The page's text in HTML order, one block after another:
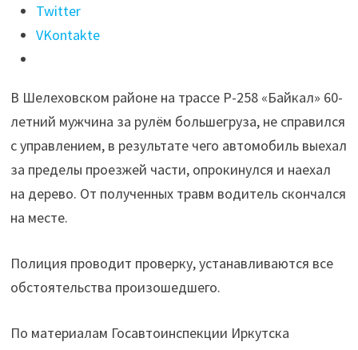
большегруза
погиб
на
трассе
в
Шелеховском
районе"
Twitter
VKontakte
В Шелеховском районе на трассе Р-258 «Байкал» 60-
летний мужчина за рулём большегруза, не справился
с управлением, в результате чего автомобиль выехал
за пределы проезжей части, опрокинулся и наехал
на дерево. От полученных травм водитель скончался
на месте.
Полиция проводит проверку, устанавливаются все
обстоятельства произошедшего.
По материалам Госавтоинспекции Иркутска